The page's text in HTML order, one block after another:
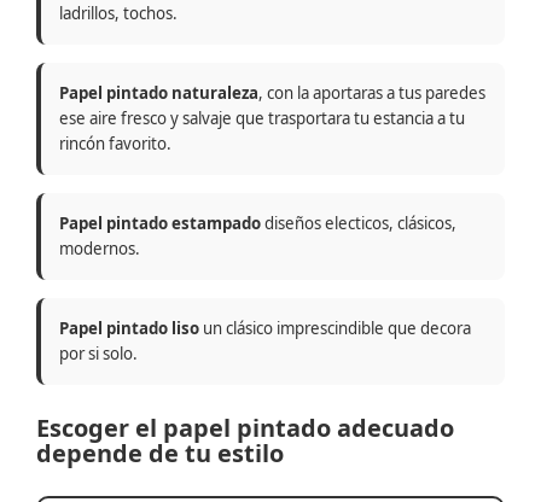
ladrillos, tochos.
Papel pintado naturaleza, con la aportaras a tus paredes
ese aire fresco y salvaje que trasportara tu estancia a tu
rincón favorito.
Papel pintado estampadodiseños electicos, clásicos,
modernos.
Papel pintado liso un clásico imprescindible que decora
por si solo.
Escoger el papel pintado adecuado
depende de tu estilo